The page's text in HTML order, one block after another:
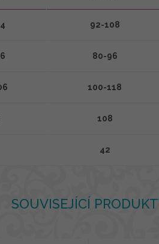
SOUVISEJÍCÍ
92-108
80-96
100-118
108
42